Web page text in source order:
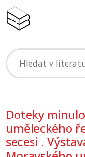
Doteky
uměleckého
secesi .